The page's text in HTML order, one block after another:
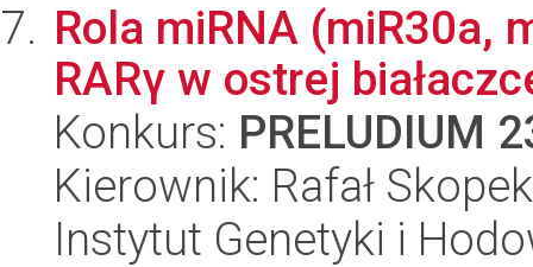
Rola miRNA (miR30a,
RARγ w ostrej
Konkurs: PRELUDIUM
Kierownik: Rafał Skopek
Instytut Genetyki i